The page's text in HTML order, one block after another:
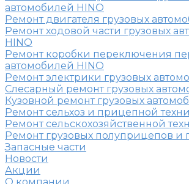
автомобилей HINO
Ремонт двигателя грузовых
Ремонт ходовой части грузовых
HINO
Ремонт коробки переключения
автомобилей HINO
Ремонт электрики грузовых
Слесарный ремонт грузовых
Кузовной ремонт грузовых
Ремонт сельхоз и прицепной
Ремонт сельскохозяйственной
Ремонт грузовых полуприцепов и
Запасные части
Новости
Акции